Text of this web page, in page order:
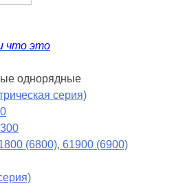
что это
однорядные
серия)
(6800), 61900 (6900)